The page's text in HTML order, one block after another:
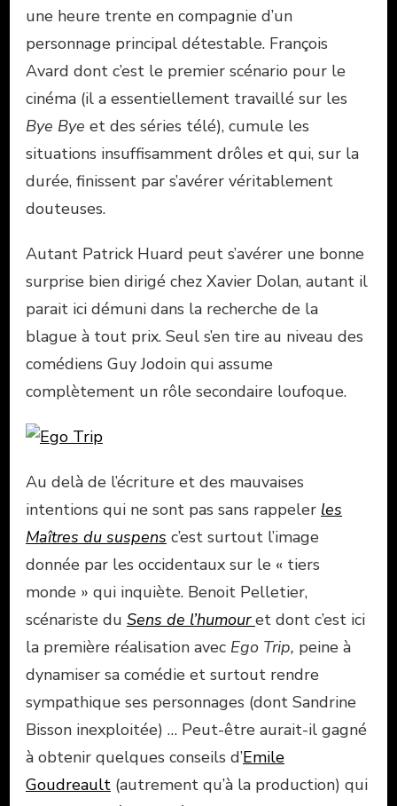
une heure trente en compagnie d’un
personnage principal détestable. François
Avard dont c’est le premier scénario pour le
cinéma (il a essentiellement travaillé sur les
Bye Bye et des séries télé), cumule les
situations insuffisamment drôles et qui, sur la
durée, finissent par s’avérer véritablement
douteuses.
Autant Patrick Huard peut s’avérer une bonne
surprise bien dirigé chez Xavier Dolan, autant il
parait ici démuni dans la recherche de la
blague à tout prix. Seul s’en tire au niveau des
comédiens Guy Jodoin qui assume
complètement un rôle secondaire loufoque.
Au delà de l’écriture et des mauvaises
intentions qui ne sont pas sans rappeler les
Maîtres du suspens c’est surtout l’image
donnée par les occidentaux sur le « tiers
monde » qui inquiète. Benoit Pelletier,
scénariste du Sens de l’humouret dont c’est ici
la première réalisation avec Ego Trip, peine à
dynamiser sa comédie et surtout rendre
sympathique ses personnages (dont Sandrine
Bisson inexploitée) … Peut-être aurait-il gagné
à obtenir quelques conseils d’Emile
Goudreault (autrement qu’à la production) qui